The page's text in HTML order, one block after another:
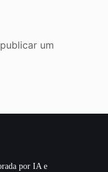
um
por IA e